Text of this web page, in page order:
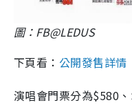
圖：FB@LEDUS
下頁看： 公開發售詳情
演唱會門票分為$580